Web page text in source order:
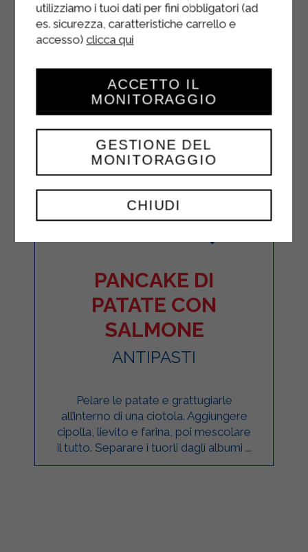
PANCAKE DI
PATATE CON
SALMONE
ANTIPASTI
Pelare le patate e grattugiarle
all’interno di una ciotola. Aggiungere
cipolla, lievito e farina, poi mescolare
il tutto. Separare i tuorli dagli albumi ...
utilizziamo i tuoi dati per fini obbligatori (ad
es. sicurezza, caratteristiche carrello e
accesso) clicca qui
CHIUDI
GESTIONE DEL
MONITORAGGIO
ACCETTO IL
MONITORAGGIO